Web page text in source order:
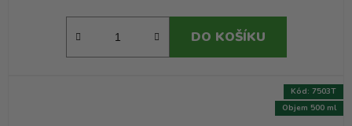
DO KOŠÍKU
Objem 500 ml
Kód: 7503T